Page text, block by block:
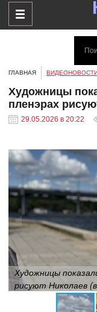
ГЛАВНАЯ
Художницы
пленэрах
29.05.2026 в 20:22
Художницы
рисуют Николаев